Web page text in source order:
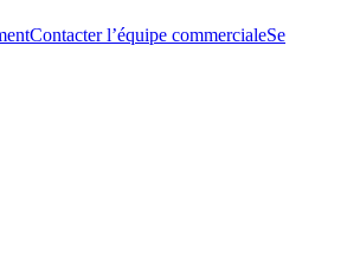
Contacter l’équipe commercialeSe